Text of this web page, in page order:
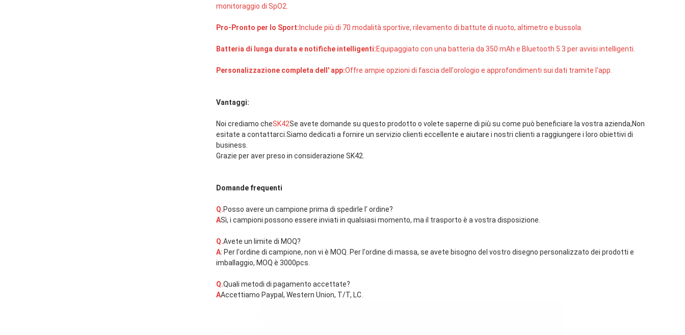
monitoraggio di SpO2.
Pro-Pronto per lo Sport: Include più di 70 modalità sportive, rilevamento di battute di nuoto, altimetro e bussola.
Batteria di lunga durata e notifiche intelligenti:Equipaggiato con una batteria da 350 mAh e Bluetooth 5.3 per avvisi intelligenti.
Personalizzazione completa dell' app:Offre ampie opzioni di fascia dell'orologio e approfondimenti sui dati tramite l'app.
Vantaggi:
Noi crediamo cheSK42Se avete domande su questo prodotto o volete saperne di più su come può beneficiare la vostra azienda,Non
esitate a contattarci.Siamo dedicati a fornire un servizio clienti eccellente e aiutare i nostri clienti a raggiungere i loro obiettivi di
business.
Grazie per aver preso in considerazione SK42.
Domande frequenti
Q.Posso avere un campione prima di spedirle l' ordine?
ASì, i campioni possono essere inviati in qualsiasi momento, ma il trasporto è a vostra disposizione.
Q.Avete un limite di MOQ?
A: Per l'ordine di campione, non vi è MOQ. Per l'ordine di massa, se avete bisogno del vostro disegno personalizzato dei prodotti e
imballaggio, MOQ è 3000pcs.
Q.Quali metodi di pagamento accettate?
AAccettiamo Paypal, Western Union, T/T, LC.